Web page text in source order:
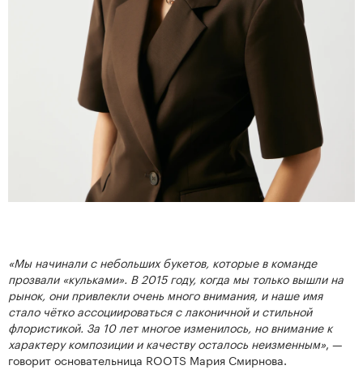
«Мы начинали с небольших букетов, которые в команде
прозвали «кульками». В 2015 году, когда мы только вышли на
рынок, они привлекли очень много внимания, и наше имя
стало чётко ассоциироваться с лаконичной и стильной
флористикой. За 10 лет многое изменилось, но внимание к
характеру композиции и качеству осталось неизменным», —
говорит основательница ROOTS Мария Смирнова.